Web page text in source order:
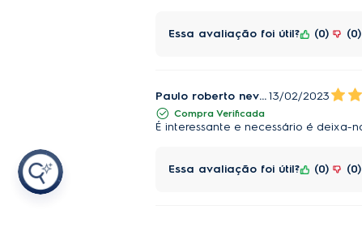
Essa avaliação foi útil? 0 0
Paulo roberto neves gelabert Gelabert13/02/2023
Compra Verificada
É interessante e necessário é deixa-
Essa avaliação foi útil? 0 0